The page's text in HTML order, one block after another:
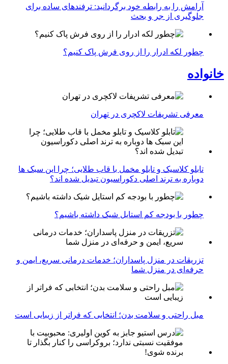
آرامش را به رابطه خود برگردانید: ترفندهای ساده برای
جلوگیری از جر و بحث
چطور لکه ادرار را از روی فرش پاک کنیم؟
خانواده
معرفی تشریفات لاکچری در تهران
تابلو کلاسیک و تابلو مخمل با قاب طلایی؛ چرا این سبک ها
دوباره به ترند اصلی دکوراسیون تبدیل شده اند؟
چطور با بودجه کم استایل شیک داشته باشیم؟
تزریقات در منزل پاسداران؛ خدمات درمانی سریع، ایمن و
حرفه‌ای در منزل شما
مبل راحتی و سلامت بدن؛ انتخابی که فراتر از زیبایی است